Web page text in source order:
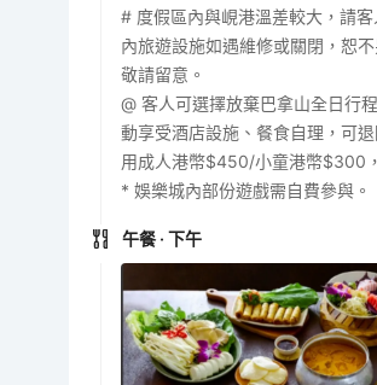
# 度假區內與峴港溫差較大，請
內旅遊設施如遇維修或關閉，恕
敬請留意。
@ 客人可選擇放棄巴拿山全日行
動享受酒店設施、餐食自理，可
用成人港幣$450/小童港幣$300
* 娛樂城內部份遊戲需自費參與。
午餐 · 下午